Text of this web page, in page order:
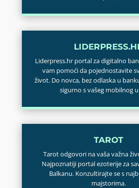
Liderpress.hr portal za digitalno
vam pomoći da pojednostavite
život. Do novca, bez odlaska u
sigurno s vašeg mobilnog
TAROT
Tarot odgovori na vaša važna
Najpoznatiji portal ezoterije za
Balkanu. Konzultirajte se s
majstorima.